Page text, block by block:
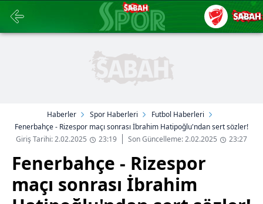
Haberler Spor Haberleri
Futbol Haberleri
Fenerbahçe - Rizespor maçı sonrası İbrahim Hatipoğlu'ndan sert sözler!
Giriş Tarihi: 2.02.2025
23:19 Son Güncelleme: 2.02.2025 23:27
Fenerbahçe - Rizespor
maçı sonrası İbrahim